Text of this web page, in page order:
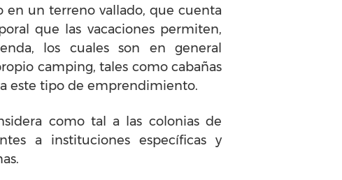
un terreno vallado, que cuenta
que las vacaciones permiten,
los cuales son en general
camping, tales como cabañas
este tipo de emprendimiento.
como tal a las colonias de
a instituciones específicas y